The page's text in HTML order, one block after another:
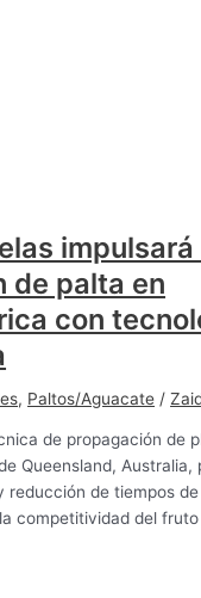
impulsará
de palta en
con
, Paltos/Aguacate /
de propagación de
Queensland, Australia,
reducción de tiempos
competitividad del